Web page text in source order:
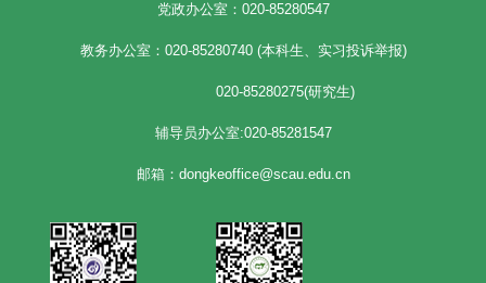
党政办公室：020-85280547
教务办公室：020-85280740 (本科生、实习投诉举报)
020-85280275(研究生)
辅导员办公室:020-85281547
邮箱：dongkeoffice@scau.edu.cn